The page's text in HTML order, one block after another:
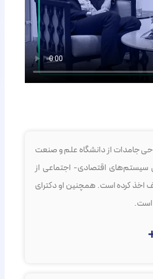
جامدات از دانشگاه علم و صنعت
سیستم‌های اقتصادی- اجتماعی از
اخذ کرده است. همچنین او دکترای
است.